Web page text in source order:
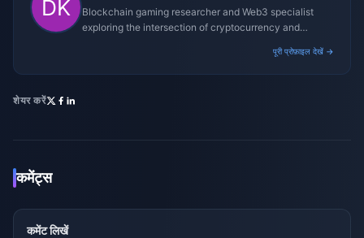
Blockchain gaming researcher and Web3 specialist
exploring the intersection of cryptocurrency and
पूरी प्रोफ़ाइल देखें →
शेयर करें
कमेंट्स
कमेंट लिखें